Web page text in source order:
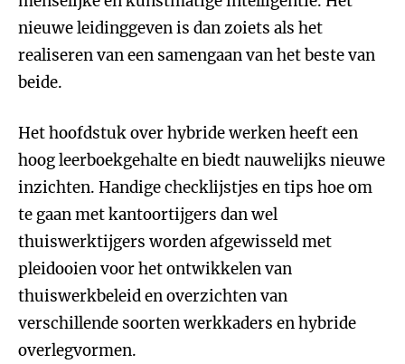
nieuwe leidinggeven is dan zoiets als het
realiseren van een samengaan van het beste van
beide.
Het hoofdstuk over hybride werken heeft een
hoog leerboekgehalte en biedt nauwelijks nieuwe
inzichten. Handige checklijstjes en tips hoe om
te gaan met kantoortijgers dan wel
thuiswerktijgers worden afgewisseld met
pleidooien voor het ontwikkelen van
thuiswerkbeleid en overzichten van
verschillende soorten werkkaders en hybride
overlegvormen.